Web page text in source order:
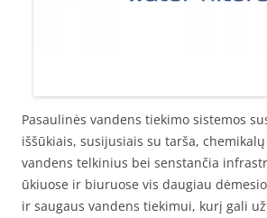
Pasaulinės vandens tiekimo sistemos
iššūkiais, susijusiais su tarša,
vandens telkinius bei senstančia
ūkiuose ir biuruose vis daugiau
ir saugaus vandens tiekimui, kurį gali